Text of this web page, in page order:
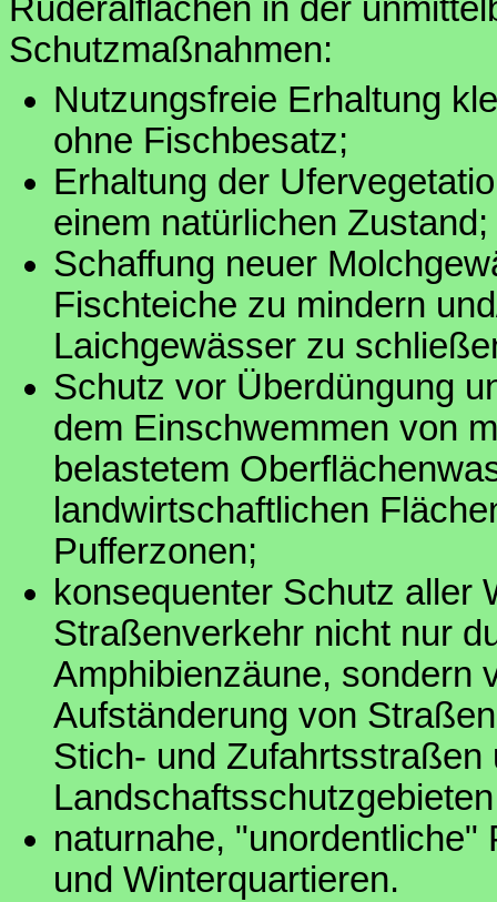
Ruderalflächen in der
Schutzmaßnahmen:
Nutzungsfreie Erhaltung
ohne Fischbesatz;
Erhaltung der
einem natürlichen Zustand;
Schaffung neuer
Fischteiche zu mindern
Laichgewässer zu
Schutz vor Überdüngung
dem Einschwemmen von
belastetem
landwirtschaftlichen
Pufferzonen;
konsequenter Schutz aller
Straßenverkehr nicht nur
Amphibienzäune, sondern
Aufständerung von
Stich- und
naturnahe, "unordentliche"
und Winterquartieren.